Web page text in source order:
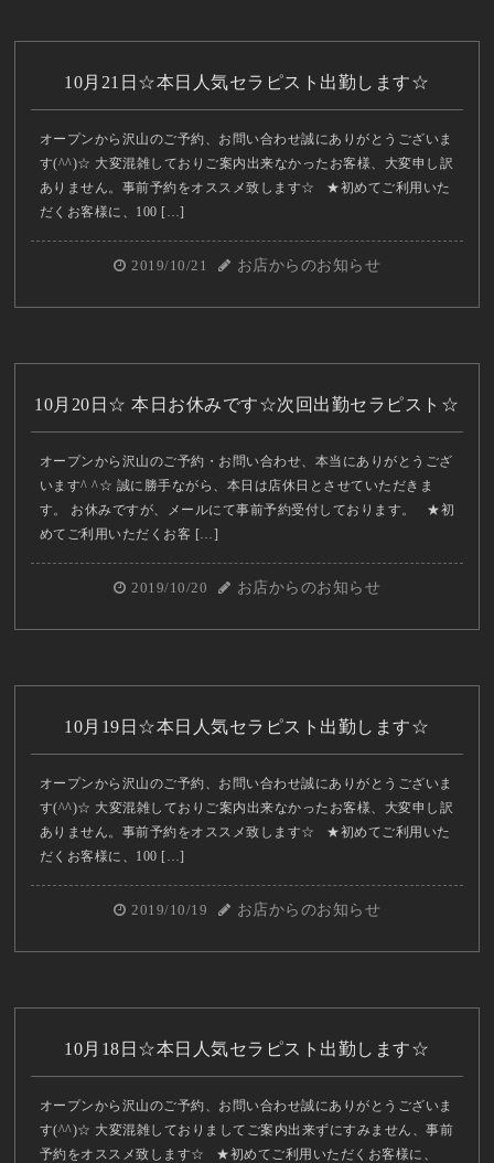
10月21日☆本日人気セラピスト出勤します☆
オープンから沢山のご予約、お問い合わせ誠にありがとうございま
す(^^)☆ 大変混雑しておりご案内出来なかったお客様、大変申し訳
ありません。事前予約をオススメ致します☆ ★初めてご利用いた
だくお客様に、100 […]
2019/10/21 お店からのお知らせ
10月20日☆ 本日お休みです☆次回出勤セラピスト☆
オープンから沢山のご予約・お問い合わせ、本当にありがとうござ
います^ ^☆ 誠に勝手ながら、本日は店休日とさせていただきま
す。 お休みですが、メールにて事前予約受付しております。 ★初
めてご利用いただくお客 […]
2019/10/20 お店からのお知らせ
10月19日☆本日人気セラピスト出勤します☆
オープンから沢山のご予約、お問い合わせ誠にありがとうございま
す(^^)☆ 大変混雑しておりご案内出来なかったお客様、大変申し訳
ありません。事前予約をオススメ致します☆ ★初めてご利用いた
だくお客様に、100 […]
2019/10/19 お店からのお知らせ
10月18日☆本日人気セラピスト出勤します☆
オープンから沢山のご予約、お問い合わせ誠にありがとうございま
す(^^)☆ 大変混雑しておりましてご案内出来ずにすみません、事前
予約をオススメ致します☆ ★初めてご利用いただくお客様に、